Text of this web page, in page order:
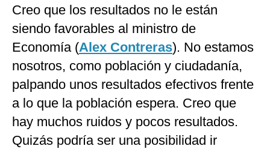
Creo que los resultados no le están
siendo favorables al ministro de
Economía (Alex Contreras). No estamos
nosotros, como población y ciudadanía,
palpando unos resultados efectivos frente
a lo que la población espera. Creo que
hay muchos ruidos y pocos resultados.
Quizás podría ser una posibilidad ir